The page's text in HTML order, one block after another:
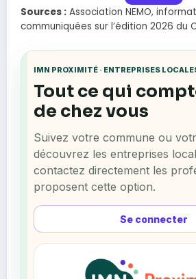
Sources : Association NEMO,
communiquées sur l’édition 2026 du
IMN PROXIMITÉ · ENTREPRISES
Se connecter
Tout ce qui
de chez vous
Suivez votre commune ou
découvrez les entreprises
contactez directement les
proposent cette option.